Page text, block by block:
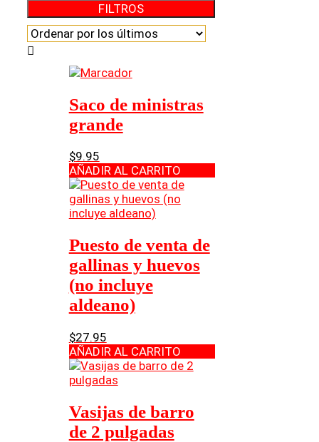
FILTROS
Saco de ministras
grande
$9.95
AÑADIR AL CARRITO
Puesto de venta de
gallinas y huevos
(no incluye
aldeano)
$27.95
AÑADIR AL CARRITO
Vasijas de barro
de 2 pulgadas